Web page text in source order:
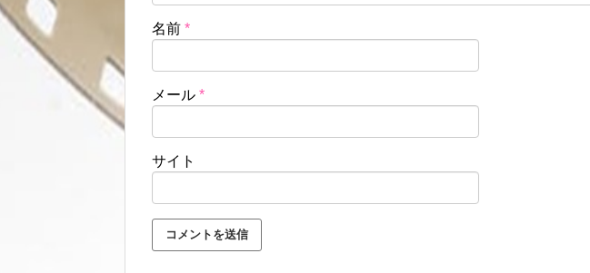
名前 *
メール *
サイト